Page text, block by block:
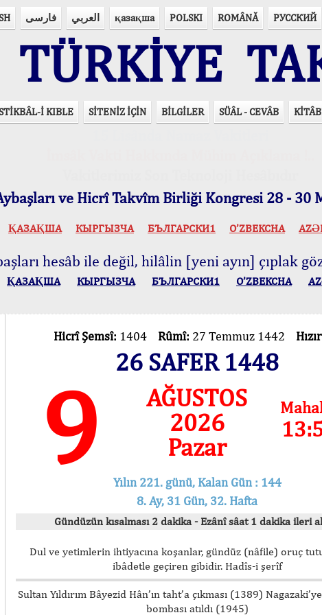
فارسی العربي қазақша POLSKI ROMÂNĂ РУССКИЙ
İ KIBLE SİTENİZ İÇİN BİLGİLER SÜÂL - CEVÂB
ve Hicrî Takvîm Birliği Kongresi 28 - 30
ҚАЗАҚША КЫPГЫЗЧA БЪЛГАРСКИ1 O’ZBEKCHA
hesâb ile değil, hilâlin [yeni ayın] çıplak
ҚАЗАҚША КЫPГЫЗЧA БЪЛГАРСКИ1 O’ZBEKCHA
Hicrî Şemsî: 1404 Rûmî: 27 Temmuz 1442
26 SAFER 1448
9
AĞUSTOS
2026
Pazar
Yılın 221. günü, Kalan Gün : 144
8. Ay, 31 Gün, 32. Hafta
Gündüzün kısalması 2 dakika - Ezânî sâat 1 dakika ileri
Dul ve yetimlerin ihtiyacına koşanlar, gündüz (nâfile) oruç
ibâdetle geçiren gibidir. Hadîs-i şerîf
Sultan Yıldırım Bâyezid Hân’ın taht’a çıkması (1389)
bombası atıldı (1945)